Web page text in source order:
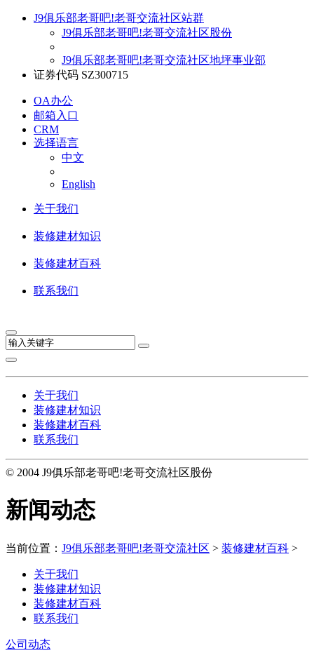
J9俱乐部老哥吧!老哥交流社区站群
J9俱乐部老哥吧!老哥交流社区股份
J9俱乐部老哥吧!老哥交流社区地坪事业部
证券代码 SZ300715
OA办公
邮箱入口
CRM
选择语言
中文
English
关于我们
装修建材知识
装修建材百科
联系我们
关于我们
装修建材知识
装修建材百科
联系我们
© 2004 J9俱乐部老哥吧!老哥交流社区股份
新闻动态
当前位置： J9俱乐部老哥吧!老哥交流社区 > 装修建材百科 >
关于我们
装修建材知识
装修建材百科
联系我们
公司动态